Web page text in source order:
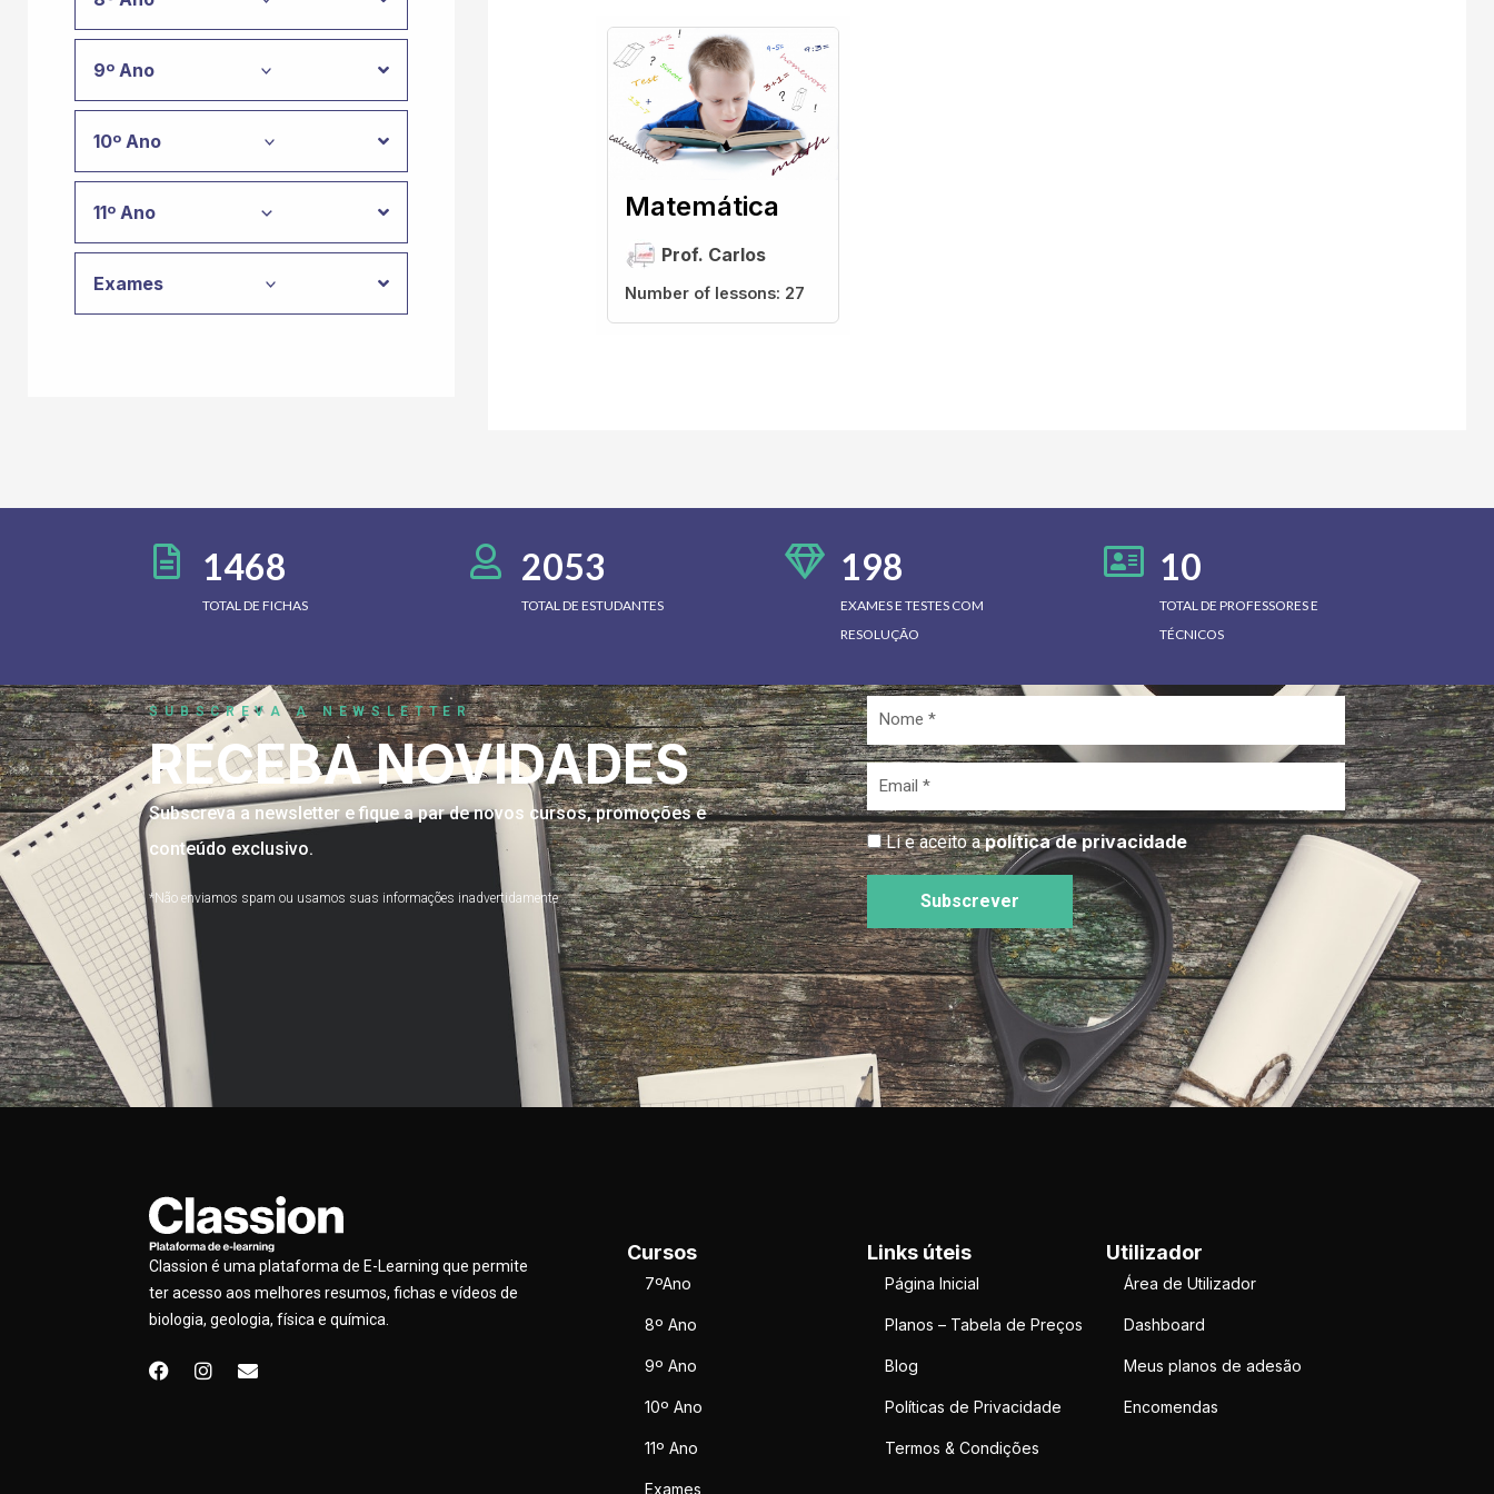
9º Ano
10º Ano
11º Ano
Exames
Matemática
Prof. Carlos
Number of lessons: 27
1468
TOTAL DE FICHAS
2053
TOTAL DE ESTUDANTES
198
EXAMES E TESTES COM
RESOLUÇÃO
10
TOTAL DE PROFESSORES E
TÉCNICOS
SUBSCREVA A NEWSLETTER
RECEBA NOVIDADES
Subscreva a newsletter e fique a par de novos cursos, promoções e
conteúdo exclusivo.
*Não enviamos spam ou usamos suas informações inadvertidamente
Nome
*
Email
*
Li e aceito apolítica de privacidade
Subscrever
Classion é uma plataforma de E-Learning que permite
ter acesso aos melhores resumos, fichas e vídeos de
biologia, geologia, física e química.
F
I
E
Cursos
7ºAno
8º Ano
9º Ano
10º Ano
11º Ano
Exames
Links úteis
Página Inicial
Planos – Tabela de Preços
Blog
Políticas de Privacidade
Termos & Condições
Utilizador
Área de Utilizador
Dashboard
Meus planos de adesão
Encomendas